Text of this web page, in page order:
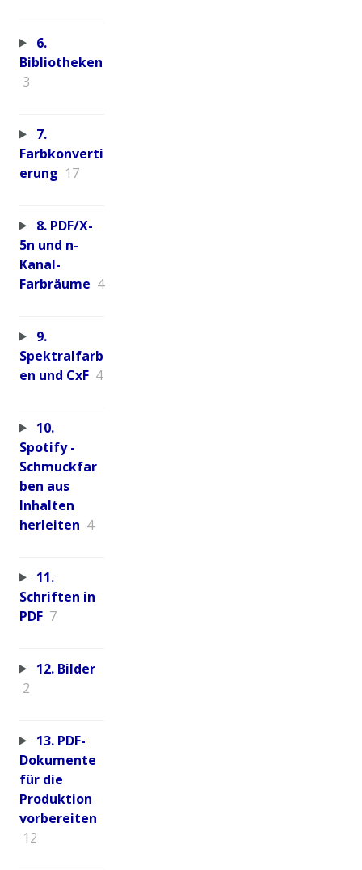
6.
Bibliotheken
3
7.
Farbkonverti
erung 17
8. PDF/X-
5n und n-
Kanal-
Farbräume 4
9.
Spektralfarb
en und CxF 4
10.
Spotify -
Schmuckfar
ben aus
Inhalten
herleiten 4
11.
Schriften in
PDF 7
12. Bilder
2
13. PDF-
Dokumente
für die
Produktion
vorbereiten
12